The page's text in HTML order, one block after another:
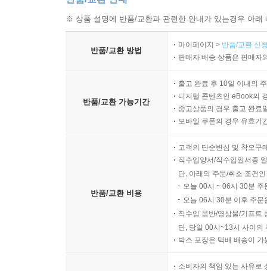
※ 상품 설명에 반품/교환과 관련한 안내가 있는경우 아
반품/교환 방법
마이페이지 > 반품/교환 신
판매자 배송 상품은 판매자
반품/교환 가능기간
출고 완료 후 10일 이내의
디지털 콘텐츠인 eBook의
중고상품의 경우 출고 완료
모바일 쿠폰의 경우 유효기
반품/교환 비용
고객의 단순변심 및 착오구
직수입양서/직수입일서중
단, 아래의 주문/취소 조건
오늘 00시 ~ 06시 30분
오늘 06시 30분 이후 주
직수입 음반/영상물/기프트
단, 당일 00시~13시 사이의
박스 포장은 택배 배송이
소비자의 책임 있는 사유로